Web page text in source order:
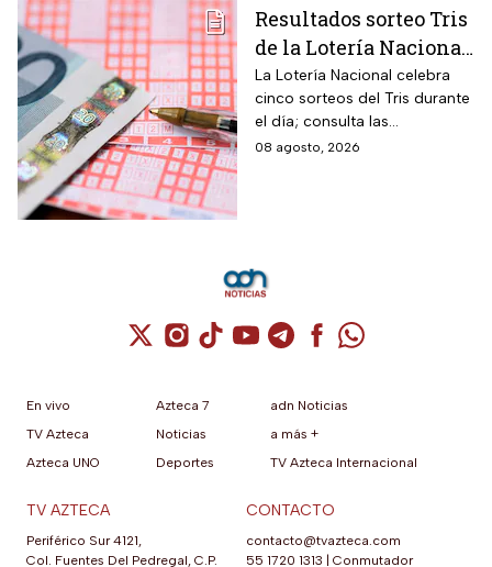
Resultados sorteo Tris
de la Lotería Nacional
hoy viernes 7 de
agosto 2026: Consulta
los números
ganadores
La Lotería Nacional celebra
cinco sorteos del Tris durante
el día; consulta las
combinaciones ganadoras y
08 agosto, 2026
Cuenta de X / Twitter (se abre en una
Cuenta de Instagram (se abre en una
Cuenta de TikTok (se abre en
Cuenta de YouTube (se abre
Cuenta de Telegram (se
Cuenta de
Cuenta de
En vivo
TV Azteca
Azteca UNO
Azteca 7
Noticias
Deportes
adn Noticias
a más +
TV Azteca Internacional
TV AZTECA
Periférico Sur 4121,
Col. Fuentes Del Pedregal, C.P.
CONTACTO
contacto@tvazteca.com
55 1720 1313
Conmutador